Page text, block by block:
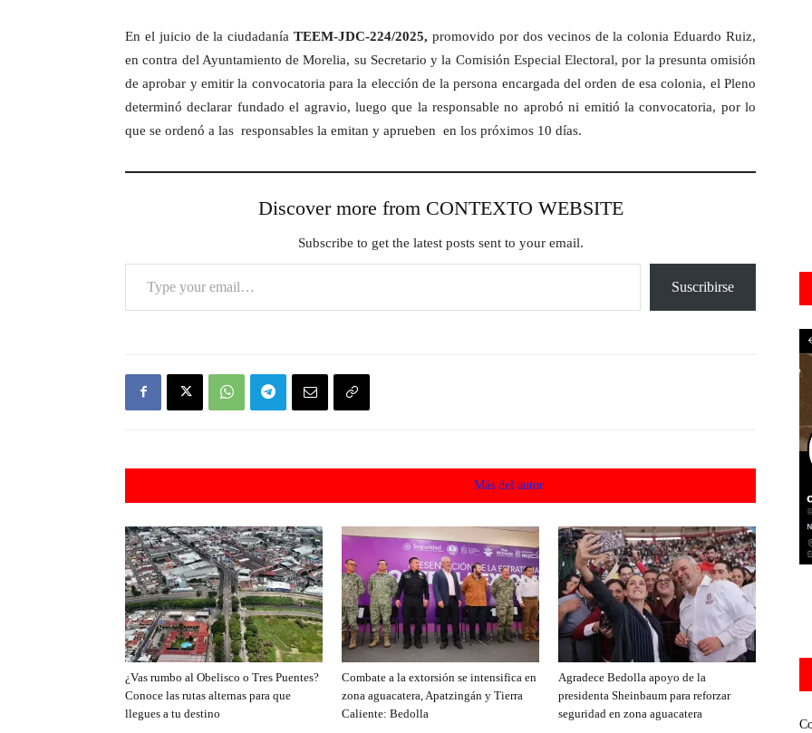
En el juicio de la ciudadaníaTEEM-JDC-224/2025, promovido por dos vecinos de la colonia Eduardo Ruiz,
en contra del Ayuntamiento de Morelia, su Secretario y la Comisión Especial Electoral, por la presunta omisión
de aprobar y emitir la convocatoria para la elección de la persona encargada del orden de esa colonia, el Pleno
determinó declarar fundado el agravio, luego que la responsable no aprobó ni emitió la convocatoria, por lo
que se ordenó a las responsables la emitan y aprueben en los próximos 10 días.
Discover more from CONTEXTO WEBSITE
Subscribe to get the latest posts sent to your email.
Type your email…
Suscribirse
Más del autor
¿Vas rumbo al Obelisco o Tres Puentes?
Conoce las rutas alternas para que
llegues a tu destino
Combate a la extorsión se intensifica en
zona aguacatera, Apatzingán y Tierra
Caliente: Bedolla
Agradece Bedolla apoyo de la
presidenta Sheinbaum para reforzar
seguridad en zona aguacatera